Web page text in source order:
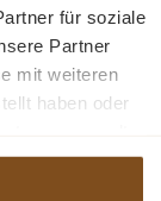
für soziale
Partner
mit weiteren
haben oder
Farben und 8
Andere